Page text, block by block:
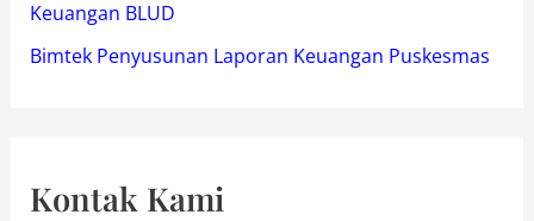
Keuangan BLUD
Bimtek Penyusunan Laporan Keuangan Puskesmas
Kontak Kami